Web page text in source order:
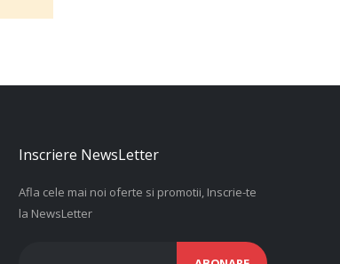
Inscriere NewsLetter
Afla cele mai noi oferte si promotii, Inscrie-te
la NewsLetter